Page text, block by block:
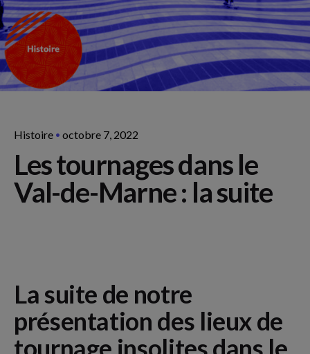
Histoire octobre 7, 2022
Les tournages dans le
Val-de-Marne : la suite
La suite de notre
présentation des lieux de
tournage insolites dans le